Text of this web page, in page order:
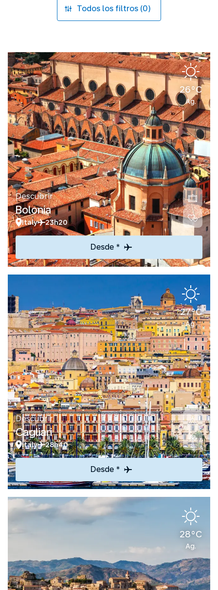
Todos los filtros (0)
26°C
Ag.
Descubrir
Bolonia
Italy 23h20
Desde *
27°C
Ag.
Descubrir
Cagliari
Italy 28h40
Desde *
28°C
Ag.